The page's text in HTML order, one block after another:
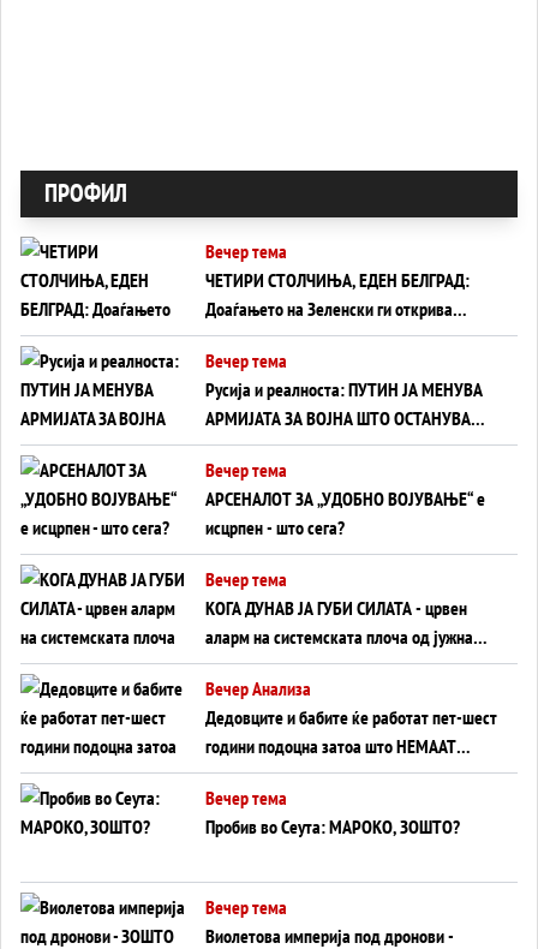
ПРОФИЛ
Вечер тема
ЧЕТИРИ СТОЛЧИЊА, ЕДЕН БЕЛГРАД:
Доаѓањето на Зеленски ги открива
тајните на политиката на балансирање
на Вучиќ
Вечер тема
Русија и реалноста: ПУТИН ЈА МЕНУВА
АРМИЈАТА ЗА ВОЈНА ШТО ОСТАНУВА
БЕЗ ФРОНТ
Вечер тема
АРСЕНАЛОТ ЗА „УДОБНО ВОЈУВАЊЕ“ е
исцрпен - што сега?
Вечер тема
КОГА ДУНАВ ЈА ГУБИ СИЛАТА - црвен
аларм на системската плоча од јужна
Германија до Црното Море...
Вечер Анализа
Дедовците и бабите ќе работат пет-шест
години подоцна затоа што НЕМААТ
ВНУЦИ ДА ГИ ЗАМЕНАТ
Вечер тема
Пробив во Сеута: МАРОКО, ЗОШТО?
Вечер тема
Виолетова империја под дронови -